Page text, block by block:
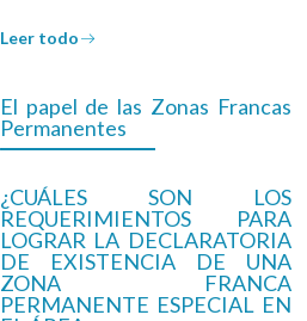
Leer todo
El papel de las Zonas Francas
Permanentes
¿CUÁLES SON LOS
REQUERIMIENTOS PARA
LOGRAR LA DECLARATORIA
DE EXISTENCIA DE UNA
ZONA FRANCA
PERMANENTE ESPECIAL EN